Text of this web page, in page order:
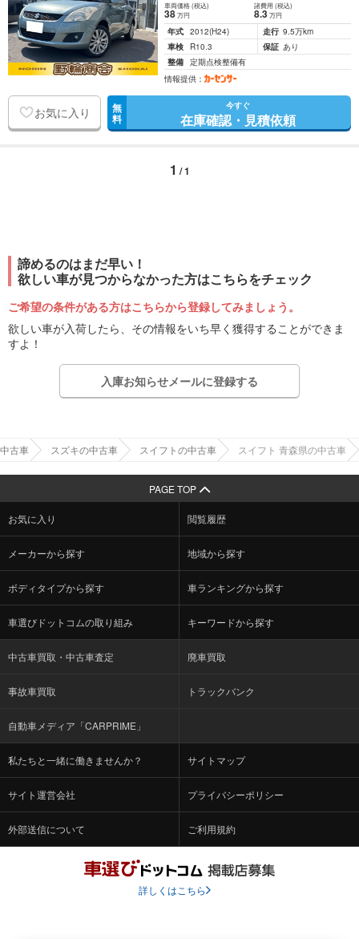
車両価格(税込)
38万円
諸費用 (税込)
8.3 万円
年式 2012(H24) 走行 9.5万km
車検
R10.3 保証 あり
整備 定期点検整備有
情報提供：
お気に入り 無
料
今すぐ
在庫確認・見積依頼
1 / 1
諦めるのはまだ早い！
欲しい車が見つからなかった方はこちらをチェック
ご希望の条件がある方はこちらから登録してみましょう。
欲しい車が入荷したら、その情報をいち早く獲得することができま
すよ！
入庫お知らせメールに登録する
中古車 スズキの中古車 スイフトの中古車 スイフト 青森県の中古車
PAGE TOP
お気に入り 閲覧履歴
メーカーから探す 地域から探す
ボディタイプから探す 車ランキングから探す
車選びドットコムの取り組み キーワードから探す
中古車買取・中古車査定 廃車買取
事故車買取 トラックバンク
自動車メディア「CARPRIME」
私たちと一緒に働きませんか？ サイトマップ
サイト運営会社 プライバシーポリシー
外部送信について ご利用規約
詳しくはこちら